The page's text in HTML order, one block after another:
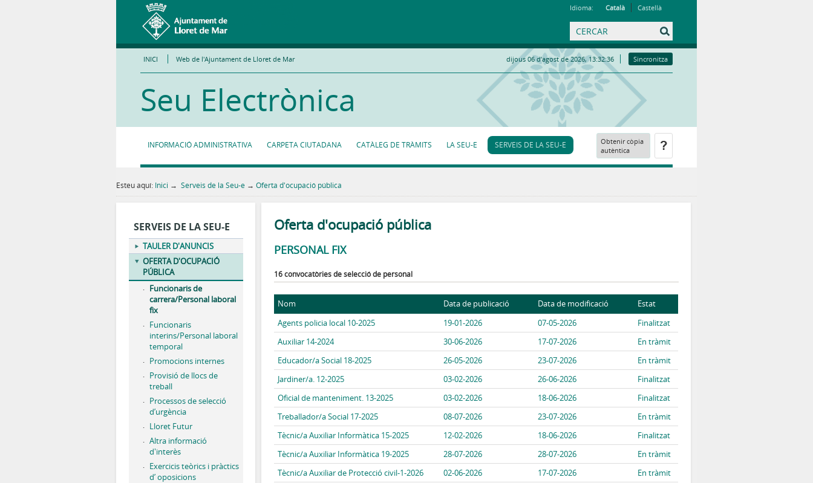
Idioma: Català Castellà
INICI Web de l'Ajuntament de Lloret de Mar dijous 06 d’agost de 2026, 13:32:36 Sincronitza
Seu Electrònica
INFORMACIÓ ADMINISTRATIVA CARPETA CIUTADANA CATÀLEG DE TRÀMITS LA SEU-E SERVEIS DE LA SEU-E
Obtenir còpia
autèntica
Esteu aquí: Inici → Serveis de la Seu-e → Oferta d'ocupació pública
SERVEIS DE LA SEU-E
TAULER D'ANUNCIS
OFERTA D'OCUPACIÓ
PÚBLICA
Funcionaris de
carrera/Personal laboral
fix
Funcionaris
interins/Personal laboral
temporal
Promocions internes
Provisió de llocs de
treball
Processos de selecció
d’urgència
Lloret Futur
Altra informació
d'interès
Exercicis teòrics i pràctics
d’ oposicions
Oferta d'ocupació pública
PERSONAL FIX
16 convocatòries de selecció de personal
Nom Data de publicació Data de modificació
Estat
Agents policia local 10-2025
19-01-2026 07-05-2026
Finalitzat
Auxiliar 14-2024
30-06-2026 17-07-2026
En tràmit
Educador/a Social 18-2025
26-05-2026 23-07-2026
En tràmit
Jardiner/a. 12-2025
03-02-2026 26-06-2026
Finalitzat
Oficial de manteniment. 13-2025
03-02-2026 18-06-2026
Finalitzat
Treballador/a Social 17-2025
08-07-2026 23-07-2026
En tràmit
Tècnic/a Auxiliar Informàtica 15-2025
12-02-2026 18-06-2026
Finalitzat
Tècnic/a Auxiliar Informàtica 19-2025
28-07-2026 28-07-2026
En tràmit
Tècnic/a Auxiliar de Protecció civil-1-2026
02-06-2026 17-07-2026
En tràmit